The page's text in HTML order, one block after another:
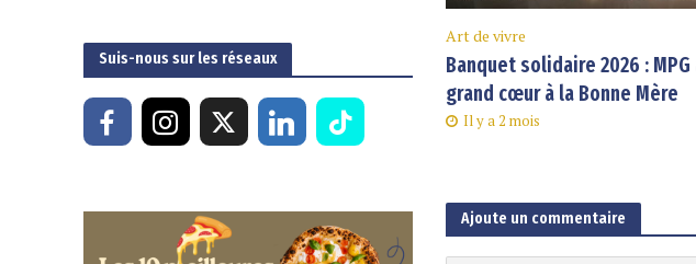
Suis-nous sur les réseaux
Art de vivre
Banquet solidaire 2026 : MPG
grand cœur à la Bonne Mère
Il y a 2 mois
Ajoute un commentaire